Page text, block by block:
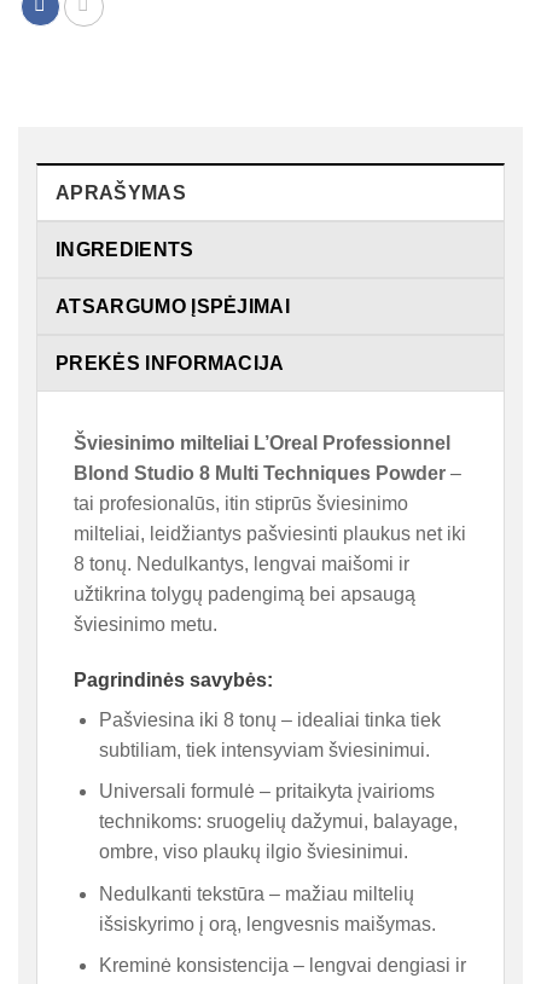
APRAŠYMAS
INGREDIENTS
ATSARGUMO ĮSPĖJIMAI
PREKĖS INFORMACIJA
Šviesinimo milteliai L’Oreal Professionnel
Blond Studio 8 Multi Techniques Powder –
tai profesionalūs, itin stiprūs šviesinimo
milteliai, leidžiantys pašviesinti plaukus net iki
8 tonų. Nedulkantys, lengvai maišomi ir
užtikrina tolygų padengimą bei apsaugą
šviesinimo metu.
Pagrindinės savybės:
Pašviesina iki 8 tonų – idealiai tinka tiek
subtiliam, tiek intensyviam šviesinimui.
Universali formulė – pritaikyta įvairioms
technikoms: sruogelių dažymui, balayage,
ombre, viso plaukų ilgio šviesinimui.
Nedulkanti tekstūra – mažiau miltelių
išsiskyrimo į orą, lengvesnis maišymas.
Kreminė konsistencija – lengvai dengiasi ir